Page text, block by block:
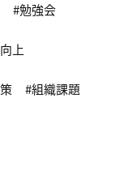
勉強会
上
組織課題